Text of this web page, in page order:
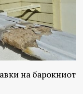
на барокниот